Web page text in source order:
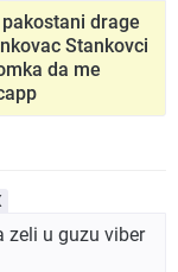
drage
Stankovci
da me
zeli u guzu viber